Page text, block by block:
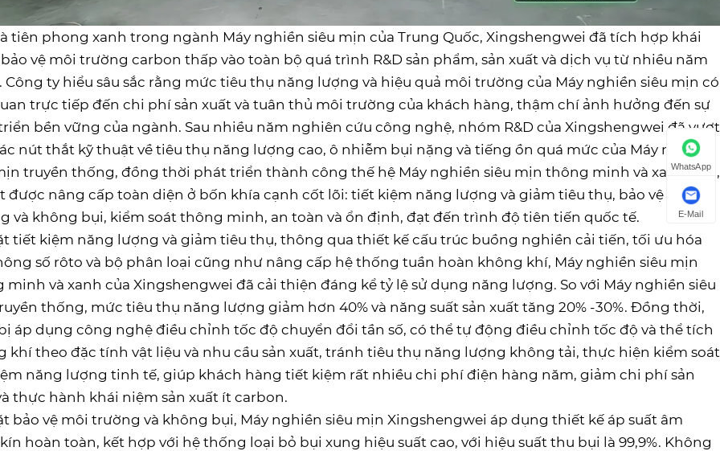
tiên phong xanh trong ngành Máy nghiền siêu mịn của Trung Quốc, Xingshengwei đã tích hợp khái
vệ môi trường carbon thấp vào toàn bộ quá trình R&D sản phẩm, sản xuất và dịch vụ từ nhiều năm
Công ty hiểu sâu sắc rằng mức tiêu thụ năng lượng và hiệu quả môi trường của Máy nghiền siêu mịn có
trực tiếp đến chi phí sản xuất và tuân thủ môi trường của khách hàng, thậm chí ảnh hưởng đến sự
bền vững của ngành. Sau nhiều năm nghiên cứu công nghệ, nhóm R&D của Xingshengwei đã vượt
nút thắt kỹ thuật về tiêu thụ năng lượng cao, ô nhiễm bụi nặng và tiếng ồn quá mức của Máy nghiền
truyền thống, đồng thời phát triển thành công thế hệ Máy nghiền siêu mịn thông minh và xanh mới,
được nâng cấp toàn diện ở bốn khía cạnh cốt lõi: tiết kiệm năng lượng và giảm tiêu thụ, bảo vệ môi
và không bụi, kiểm soát thông minh, an toàn và ổn định, đạt đến trình độ tiên tiến quốc tế.
tiết kiệm năng lượng và giảm tiêu thụ, thông qua thiết kế cấu trúc buồng nghiền cải tiến, tối ưu hóa
số rôto và bộ phân loại cũng như nâng cấp hệ thống tuần hoàn không khí, Máy nghiền siêu mịn
minh và xanh của Xingshengwei đã cải thiện đáng kể tỷ lệ sử dụng năng lượng. So với Máy nghiền siêu
thống, mức tiêu thụ năng lượng giảm hơn 40% và năng suất sản xuất tăng 20% ​​-30%. Đồng thời,
áp dụng công nghệ điều chỉnh tốc độ chuyển đổi tần số, có thể tự động điều chỉnh tốc độ và thể tích
khí theo đặc tính vật liệu và nhu cầu sản xuất, tránh tiêu thụ năng lượng không tải, thực hiện kiểm soát
năng lượng tinh tế, giúp khách hàng tiết kiệm rất nhiều chi phí điện hàng năm, giảm chi phí sản
thực hành khái niệm sản xuất ít carbon.
bảo vệ môi trường và không bụi, Máy nghiền siêu mịn Xingshengwei áp dụng thiết kế áp suất âm
hoàn toàn, kết hợp với hệ thống loại bỏ bụi xung hiệu suất cao, với hiệu suất thu bụi là 99,9%. Không
WhatsApp
E-Mail